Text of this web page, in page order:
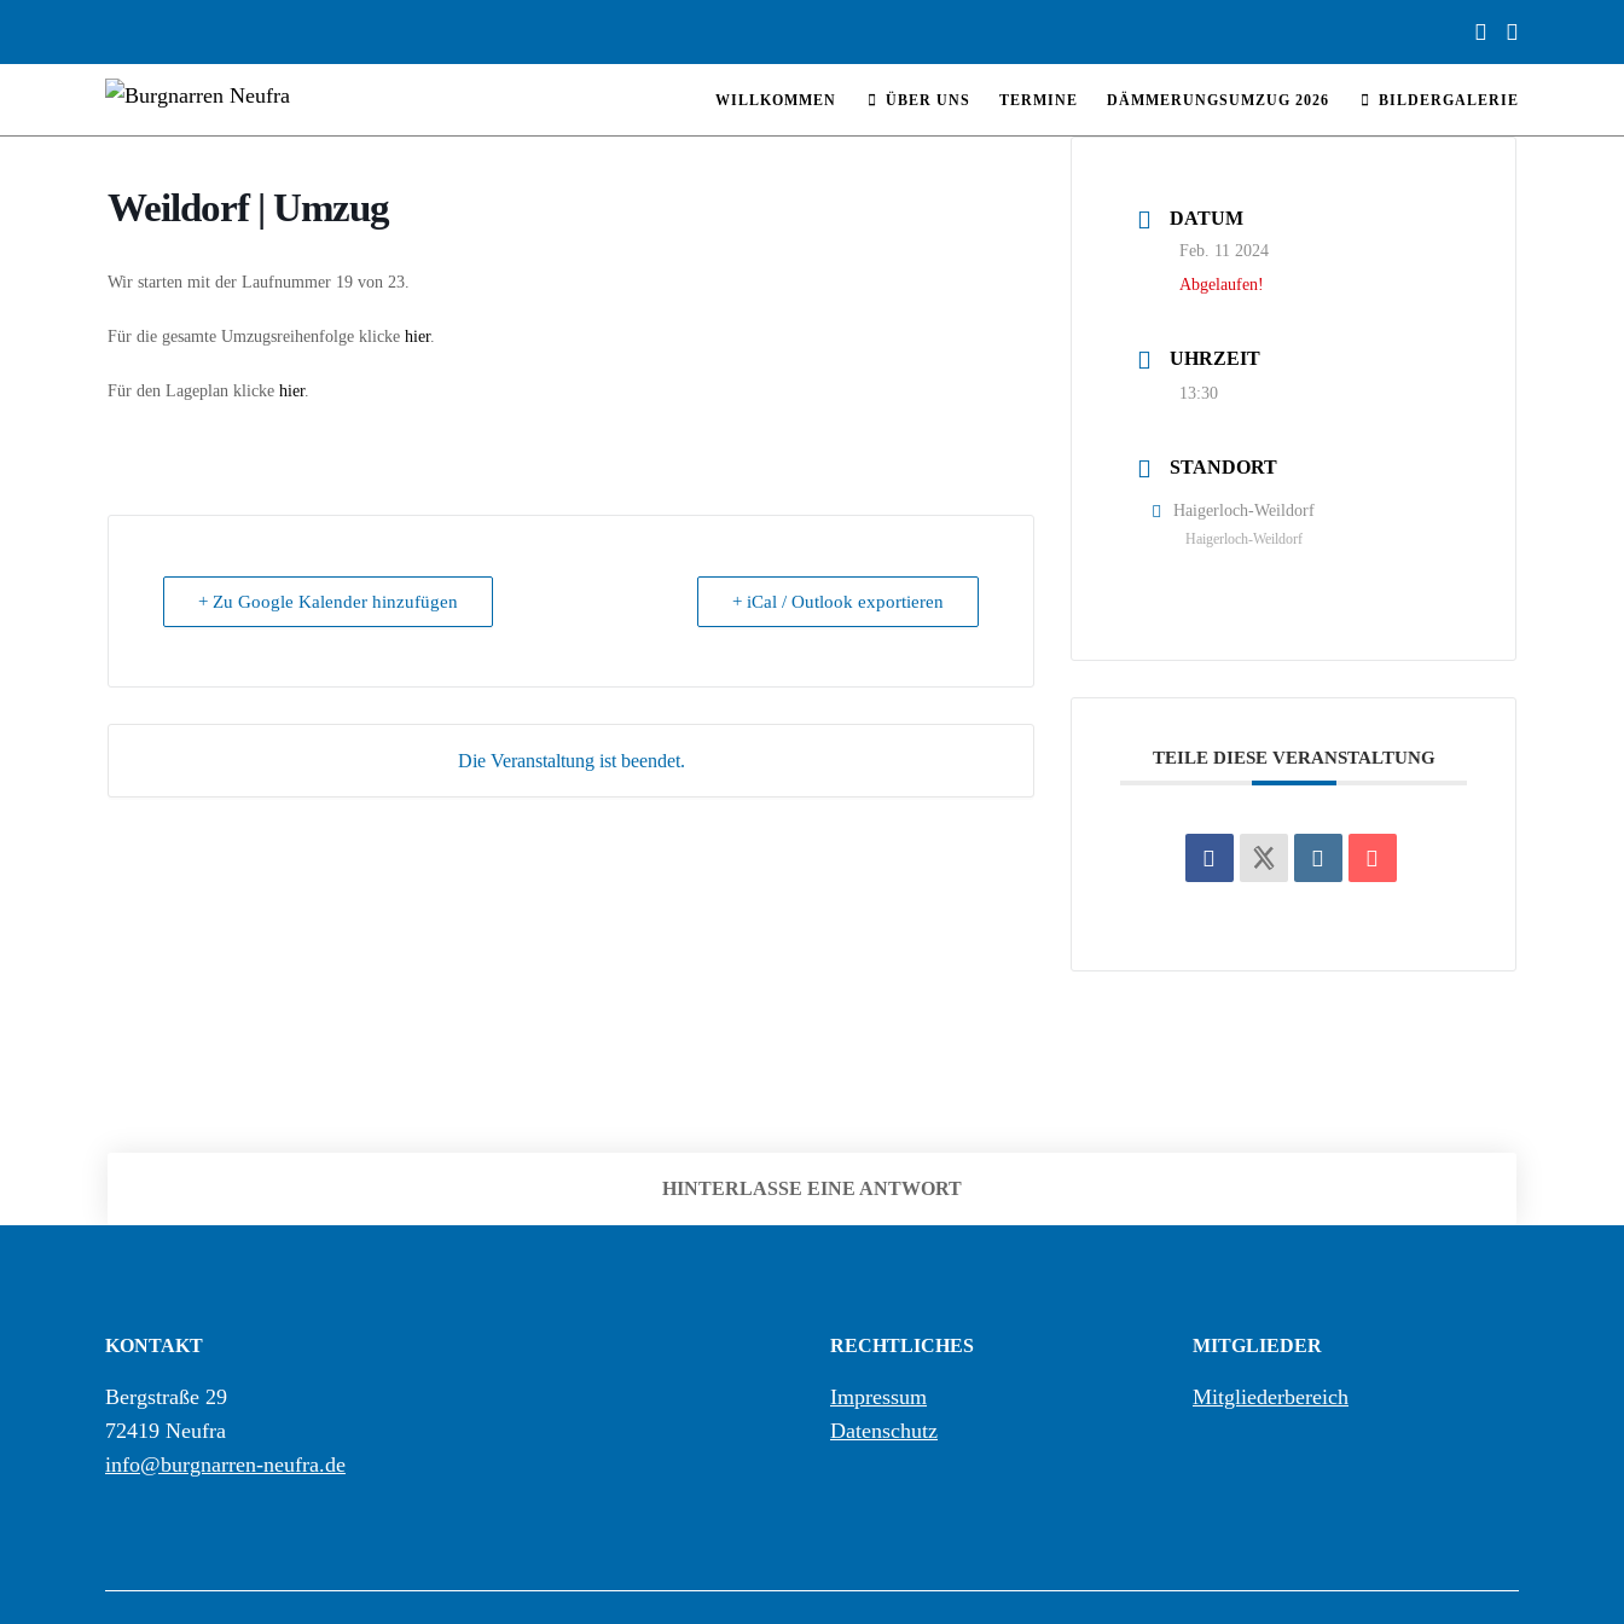
WILLKOMMEN ÜBER UNS TERMINE DÄMMERUNGSUMZUG 2026 BILDERGALERIE
Weildorf | Umzug
Wir starten mit der Laufnummer 19 von 23.
Für die gesamte Umzugsreihenfolge klicke hier.
Für den Lageplan klicke hier.
+ Zu Google Kalender hinzufügen + iCal / Outlook exportieren
Die Veranstaltung ist beendet.
DATUM
Feb. 11 2024
Abgelaufen!
UHRZEIT
13:30
STANDORT
Haigerloch-Weildorf
Haigerloch-Weildorf
TEILE DIESE VERANSTALTUNG
HINTERLASSE EINE ANTWORT
KONTAKT
Bergstraße 29
72419 Neufra
info@burgnarren-neufra.de
RECHTLICHES
Impressum
Datenschutz
MITGLIEDER
Mitgliederbereich